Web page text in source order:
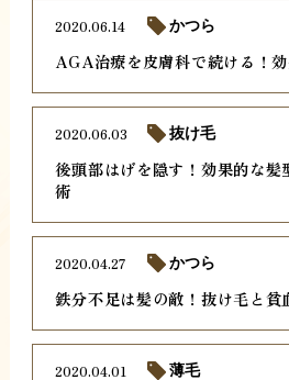
AGA治療を皮膚科で続ける！
2020.06.14 かつら
後頭部はげを隠す！効果的な髪
術
2020.06.03 抜け毛
鉄分不足は髪の敵！抜け毛と貧
2020.04.27 かつら
2020.04.01 薄毛